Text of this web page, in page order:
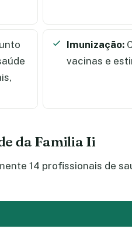
Imunização:
vacinas e
da Familia Ii
14 profissionais de